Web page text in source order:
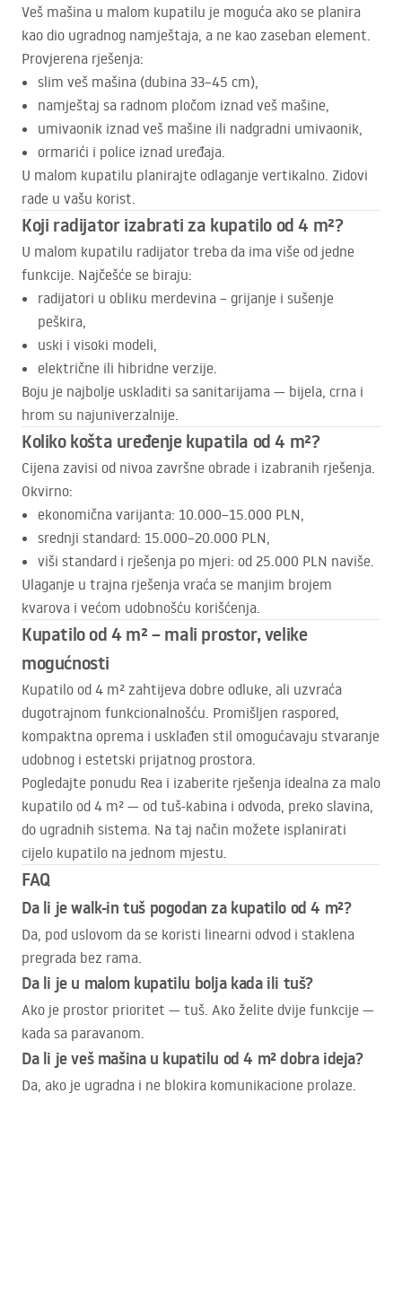
Veš mašina u malom kupatilu je moguća ako se planira
kao dio ugradnog namještaja, a ne kao zaseban element.
Provjerena rješenja:
slim veš mašina (dubina 33–45 cm),
namještaj sa radnom pločom iznad veš mašine,
umivaonik iznad veš mašine ili nadgradni umivaonik,
ormarići i police iznad uređaja.
U malom kupatilu planirajte odlaganje vertikalno. Zidovi
rade u vašu korist.
Koji radijator izabrati za kupatilo od 4 m²?
U malom kupatilu radijator treba da ima više od jedne
funkcije. Najčešće se biraju:
radijatori u obliku merdevina – grijanje i sušenje
peškira,
uski i visoki modeli,
električne ili hibridne verzije.
Boju je najbolje uskladiti sa sanitarijama — bijela, crna i
hrom su najuniverzalnije.
Koliko košta uređenje kupatila od 4 m²?
Cijena zavisi od nivoa završne obrade i izabranih rješenja.
Okvirno:
ekonomična varijanta: 10.000–15.000 PLN,
srednji standard: 15.000–20.000 PLN,
viši standard i rješenja po mjeri: od 25.000 PLN naviše.
Ulaganje u trajna rješenja vraća se manjim brojem
kvarova i većom udobnošću korišćenja.
Kupatilo od 4 m² – mali prostor, velike
mogućnosti
Kupatilo od 4 m² zahtijeva dobre odluke, ali uzvraća
dugotrajnom funkcionalnošću. Promišljen raspored,
kompaktna oprema i usklađen stil omogućavaju stvaranje
udobnog i estetski prijatnog prostora.
Pogledajte ponudu Rea i izaberite rješenja idealna za malo
kupatilo od 4 m² — od tuš-kabina i odvoda, preko slavina,
do ugradnih sistema. Na taj način možete isplanirati
cijelo kupatilo na jednom mjestu.
FAQ
Da li je walk-in tuš pogodan za kupatilo od 4 m²?
Da, pod uslovom da se koristi linearni odvod i staklena
pregrada bez rama.
Da li je u malom kupatilu bolja kada ili tuš?
Ako je prostor prioritet — tuš. Ako želite dvije funkcije —
kada sa paravanom.
Da li je veš mašina u kupatilu od 4 m² dobra ideja?
Da, ako je ugradna i ne blokira komunikacione prolaze.